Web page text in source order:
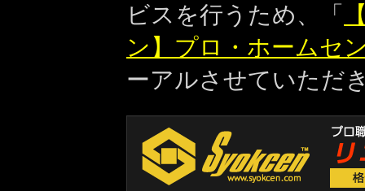
ビスを行うため、「
ン】プロ・ホームセ
ーアルさせていただ